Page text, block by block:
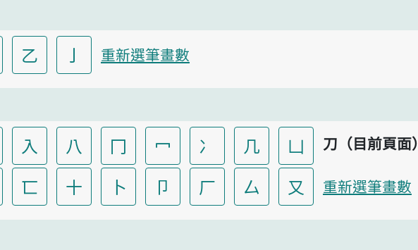
乙 亅 重新選筆畫數
入 八 冂 冖 冫 几 凵 刀（目前頁面）
匸 十 卜 卩 厂 厶 又 重新選筆畫數